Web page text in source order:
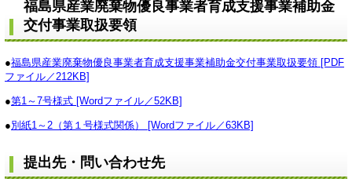
福島県産業廃棄物優良事業者育成支援事業補助金
交付事業取扱要領
●福島県産業廃棄物優良事業者育成支援事業補助金交付事業取扱要領 [PDF
ファイル／212KB]
●第1～7号様式 [Wordファイル／52KB]
●別紙1～2（第１号様式関係） [Wordファイル／63KB]
提出先・問い合わせ先